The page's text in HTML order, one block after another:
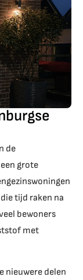
de
grote
tijd raken na
bewoners
met
nieuwere delen